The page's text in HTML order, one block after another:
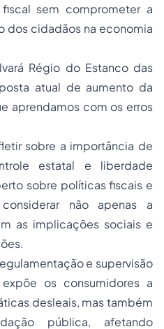
sem comprometer a
dos cidadãos na economia
Régio do Estanco das
atual de aumento da
aprendamos com os erros
sobre a importância de
estatal e liberdade
sobre políticas fiscais e
não apenas a
as implicações sociais e
e supervisão
os consumidores a
desleais, mas também
pública, afetando